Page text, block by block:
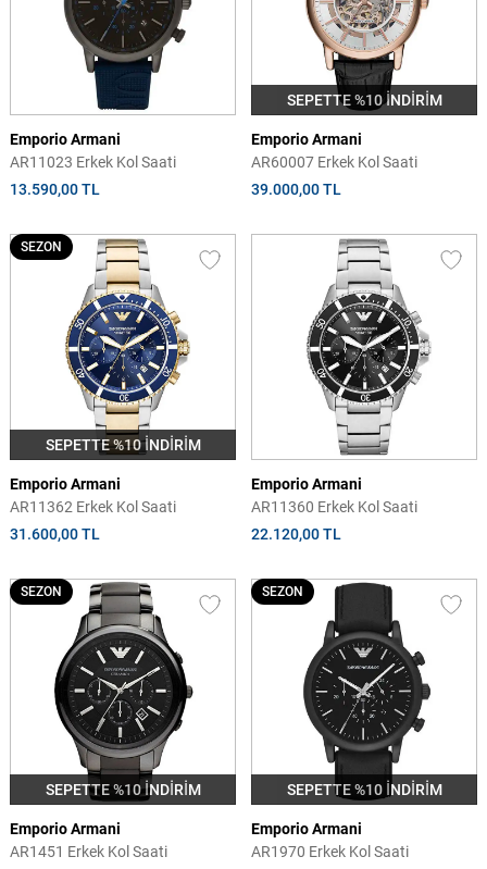
Emporio Armani
AR11023 Erkek Kol Saati
13.590,00 TL
SEPETTE %10 İNDİRİM
Emporio Armani
AR60007 Erkek Kol Saati
39.000,00 TL
SEPETTE %10 İNDİRİM
SEZON
Emporio Armani
AR11362 Erkek Kol Saati
31.600,00 TL
Emporio Armani
AR11360 Erkek Kol Saati
22.120,00 TL
SEPETTE %10 İNDİRİM
SEZON
Emporio Armani
AR1451 Erkek Kol Saati
SEPETTE %10 İNDİRİM
SEZON
Emporio Armani
AR1970 Erkek Kol Saati